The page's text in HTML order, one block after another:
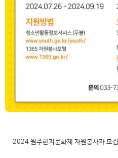
2024 원주한지문화제 자원봉사자 모집